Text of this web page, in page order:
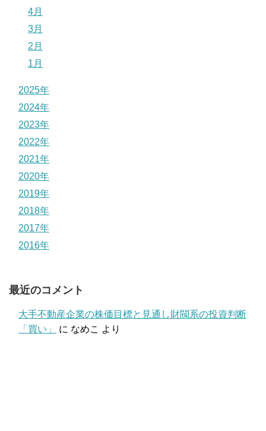
4月
3月
2月
1月
2025年
2024年
2023年
2022年
2021年
2020年
2019年
2018年
2017年
2016年
最近のコメント
大手不動産企業の株価目標と見通し財閥系の投資判断
「買い」
に なめこ より